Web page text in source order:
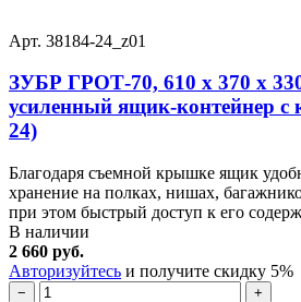
Арт. 38184-24_z01
ЗУБР ГРОТ-70, 610 х 370 х
усиленный ящик-контейнер
24)
Благодаря съемной крышке ящик
хранение на полках, нишах,
при этом быстрый доступ к его
В наличии
2 660 руб.
Авторизуйтесь и получите скидку 5%
−
+